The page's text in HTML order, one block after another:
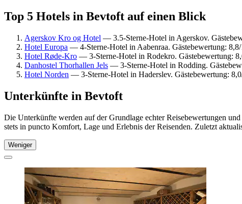
Top 5 Hotels in Bevtoft auf einen Blick
Agerskov Kro og Hotel — 3.5-Sterne-Hotel in Agerskov.
Hotel Europa — 4-Sterne-Hotel in Aabenraa. Gästebewertung:
Hotel Røde-Kro — 3-Sterne-Hotel in Rodekro. Gästebewertung:
Danhostel Thorhallen Jels — 3-Sterne-Hotel in Rodding.
Hotel Norden — 3-Sterne-Hotel in Haderslev. Gästebewertung:
Unterkünfte in Bevtoft
Die Unterkünfte werden auf der Grundlage echter Reisebewertungen
stets in puncto Komfort, Lage und Erlebnis der Reisenden. Zuletzt
Weniger